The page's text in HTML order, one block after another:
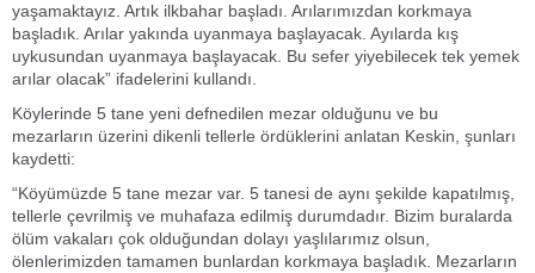
yaşamaktayız. Artık ilkbahar başladı. Arılarımızdan korkmaya
başladık. Arılar yakında uyanmaya başlayacak. Ayılarda kış
uykusundan uyanmaya başlayacak. Bu sefer yiyebilecek tek yemek
arılar olacak” ifadelerini kullandı.
Köylerinde 5 tane yeni defnedilen mezar olduğunu ve bu
mezarların üzerini dikenli tellerle ördüklerini anlatan Keskin, şunları
kaydetti:
“Köyümüzde 5 tane mezar var. 5 tanesi de aynı şekilde kapatılmış,
tellerle çevrilmiş ve muhafaza edilmiş durumdadır. Bizim buralarda
ölüm vakaları çok olduğundan dolayı yaşlılarımız olsun,
ölenlerimizden tamamen bunlardan korkmaya başladık. Mezarların